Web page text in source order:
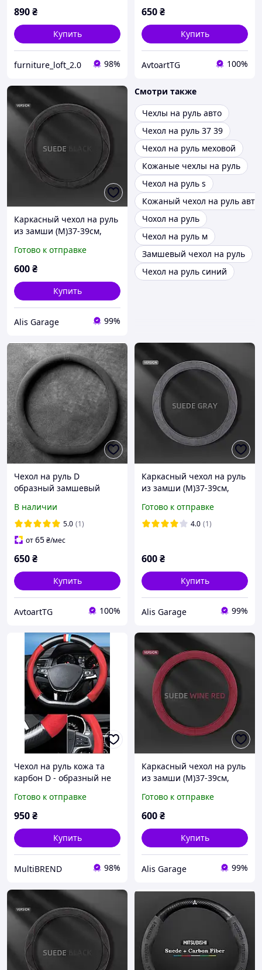
890₴
Купить
furniture_loft_2.0 98%
650₴
Купить
AvtoartTG 100%
Каркасный чехол на руль
из замши (М)37-39см,
Готово к отправке
600₴
Купить
Alis Garage 99%
Смотри также
Чехлы на руль авто
Чехол на руль 37 39
Чехол на руль меховой
Кожаные чехлы на руль
Чехол на руль s
Кожаный чехол на руль авто
Чохол на руль
Чехол на руль м
Замшевый чехол на руль
Чехол на руль синий
Чехол на руль D
образный замшевый
В наличии
5.0 (1)
от65₴/мес
650₴
Купить
AvtoartTG 100%
Каркасный чехол на руль
из замши (М)37-39см,
Готово к отправке
4.0 (1)
600₴
Купить
Alis Garage 99%
Чехол на руль кожа та
карбон D - образный не
всезезонный
Готово к отправке
950₴
Купить
MultiBREND 98%
Каркасный чехол на руль
из замши (М)37-39см,
Готово к отправке
600₴
Купить
Alis Garage 99%